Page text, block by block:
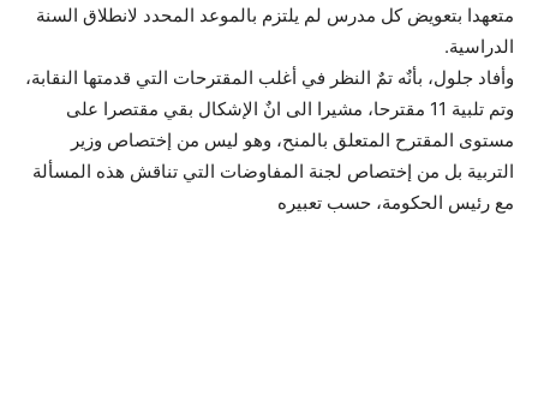
متعهدا بتعويض كل مدرس لم يلتزم بالموعد المحدد لانطلاق السنة
الدراسية.
وأفاد جلول، بأنٌه تمٌ النظر في أغلب المقترحات التي قدمتها النقابة،
وتم تلبية 11 مقترحا، مشيرا الى انٌ الإشكال بقي مقتصرا على
مستوى المقترح المتعلق بالمنح، وهو ليس من إختصاص وزير
التربية بل من إختصاص لجنة المفاوضات التي تناقش هذه المسألة
مع رئيس الحكومة، حسب تعبيره